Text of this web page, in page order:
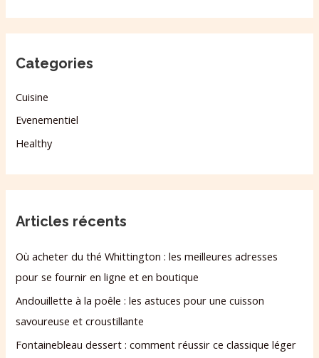
Categories
Cuisine
Evenementiel
Healthy
Articles récents
Où acheter du thé Whittington : les meilleures adresses
pour se fournir en ligne et en boutique
Andouillette à la poêle : les astuces pour une cuisson
savoureuse et croustillante
Fontainebleau dessert : comment réussir ce classique léger